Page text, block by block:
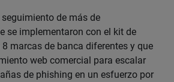
de más de
se implementaron con el kit de
marcas de banca diferentes y que
web comercial para escalar
de phishing en un esfuerzo por